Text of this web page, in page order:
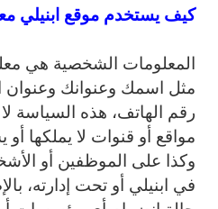
كيف يستخدم موقع ابنيلي
المعلومات الشخصية هي
مثل اسمك وعنوانك وعنوان
رقم الهاتف، هذه السياسة
مواقع أو قنوات لا يملكها أو
وكذا على الموظفين أو
في ابنيلي أو تحت إدارته،